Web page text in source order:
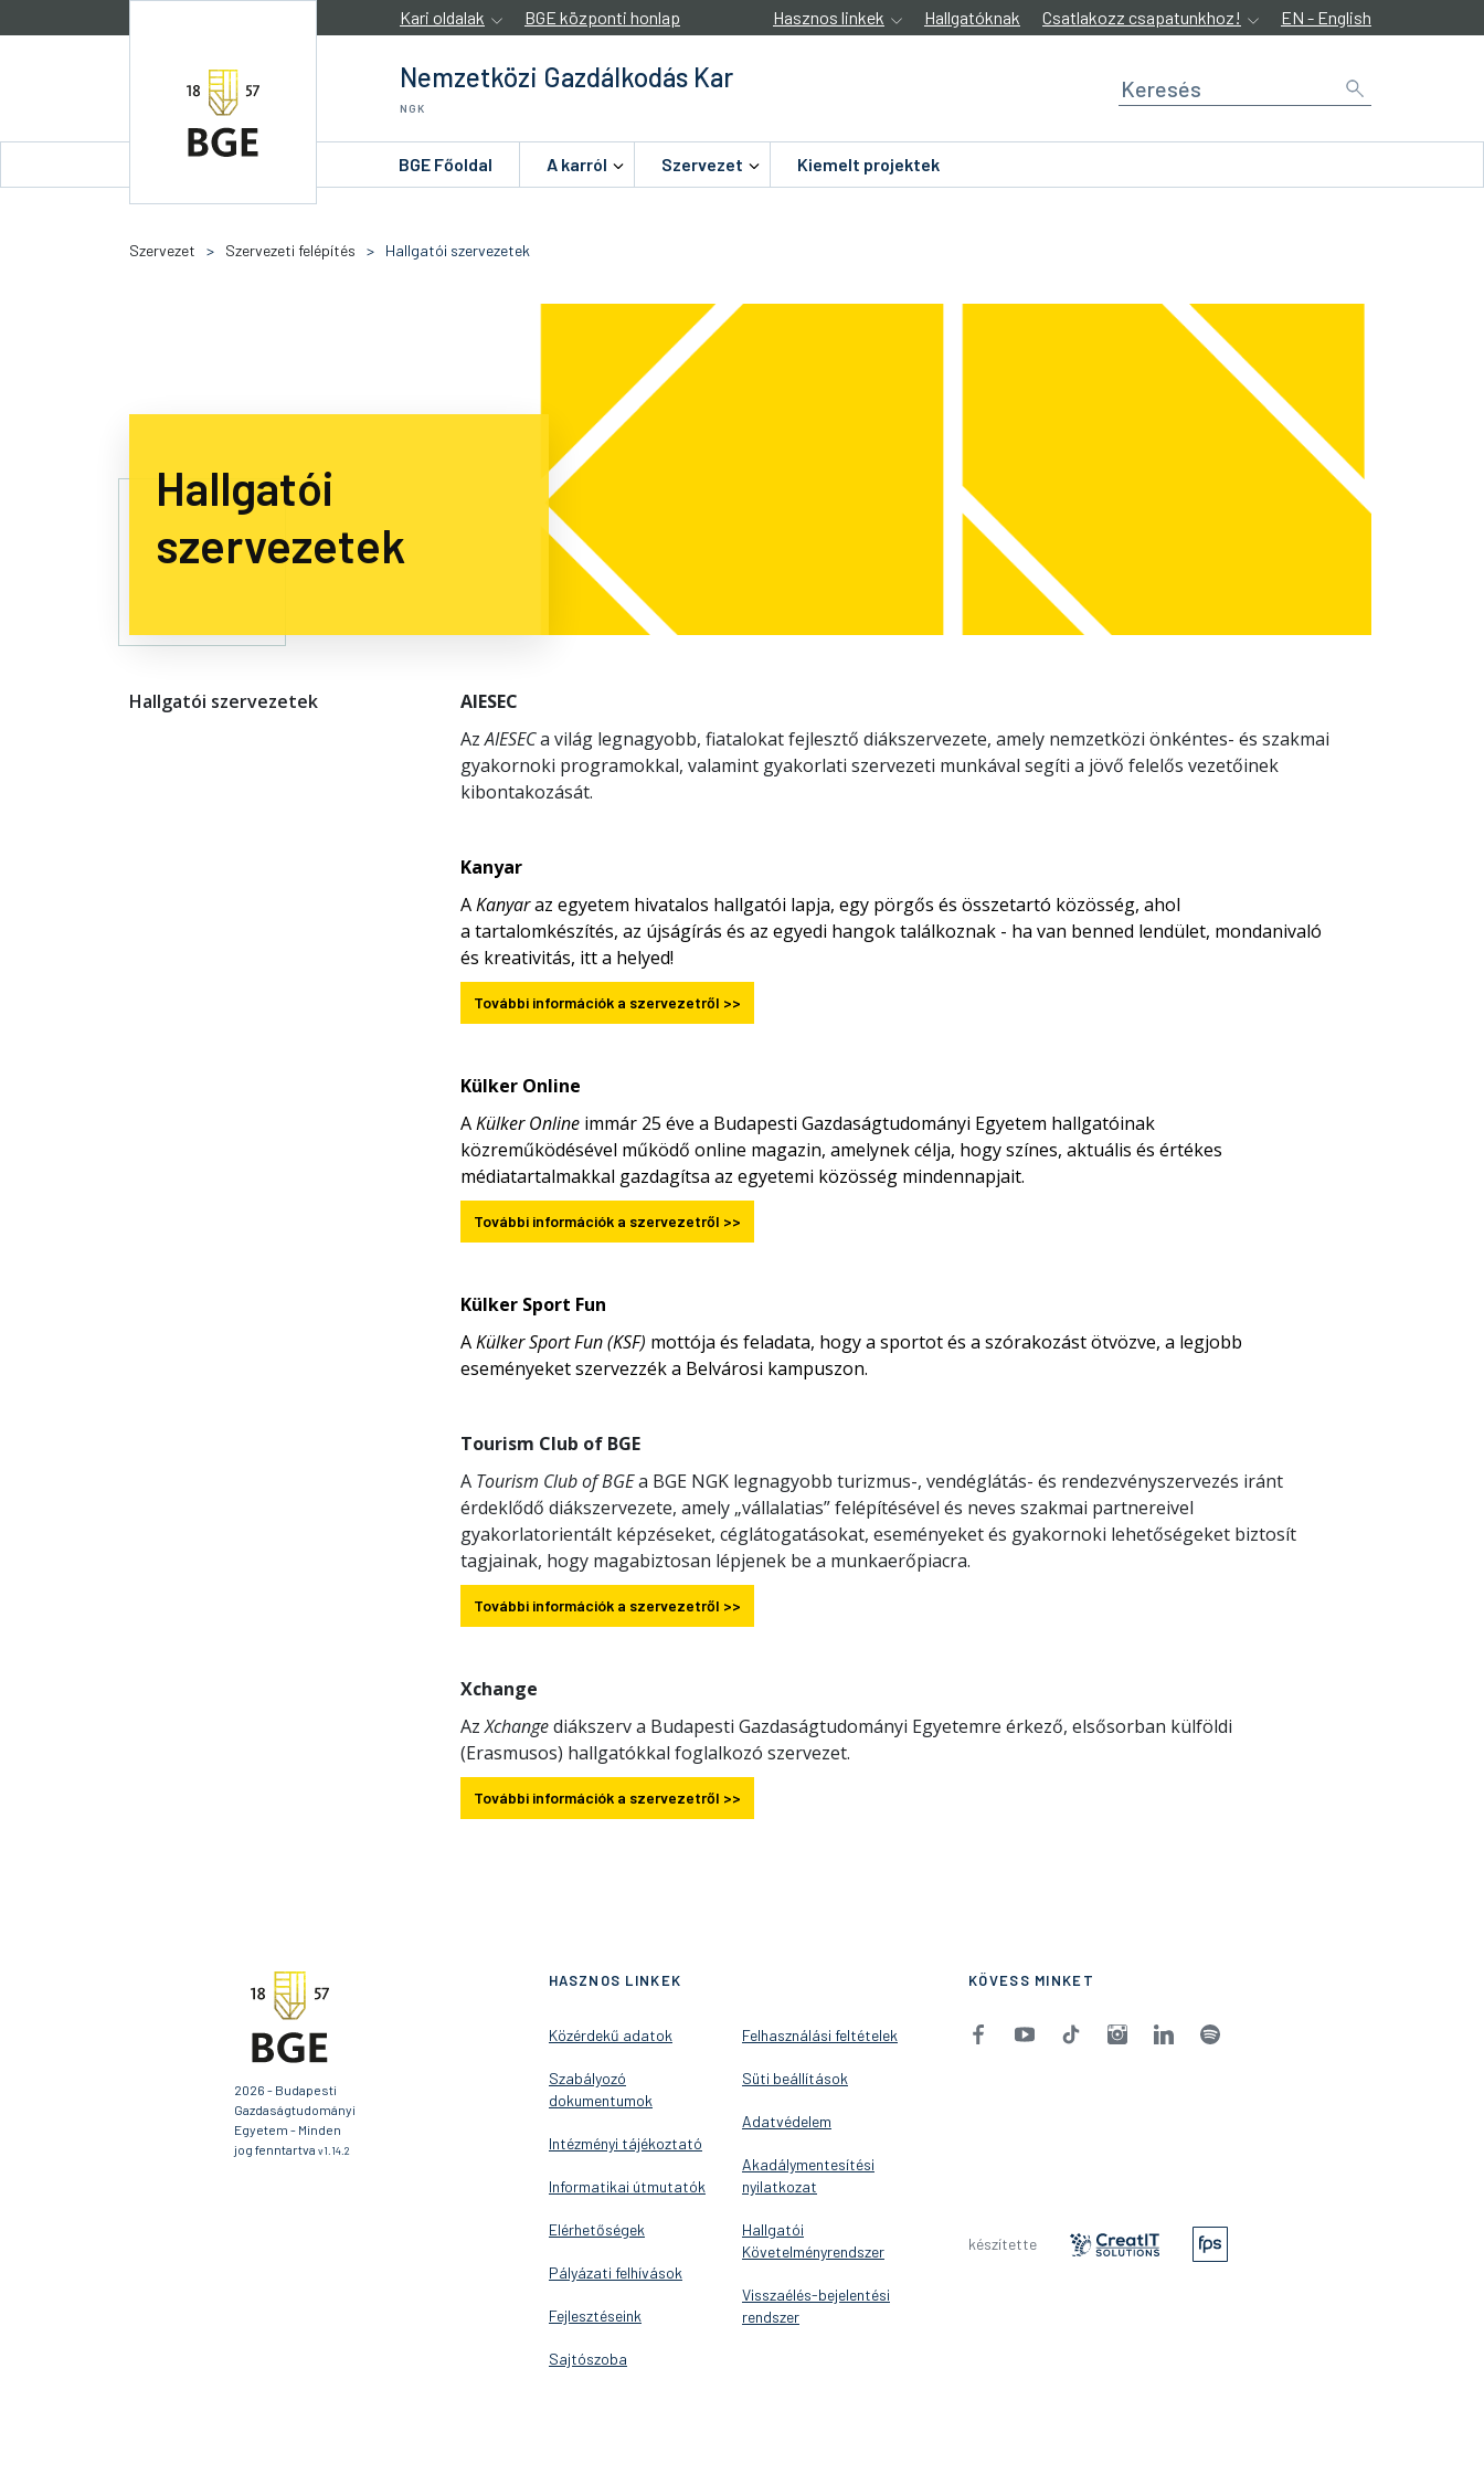
Kari oldalak BGE központi honlap Hasznos linkek Hallgatóknak Csatlakozz csapatunkhoz! EN - English
Nemzetközi Gazdálkodás Kar
NGK
BGE Főoldal A karról Szervezet Kiemelt projektek
Szervezet > Szervezeti felépítés > Hallgatói szervezetek
Hallgatói
szervezetek
Hallgatói szervezetek
AIESEC
AzAIESECa világ legnagyobb, fiatalokat fejlesztő diákszervezete, amely nemzetközi önkéntes- és szakmai
gyakornoki programokkal, valamint gyakorlati szervezeti munkával segíti a jövő felelős vezetőinek
kibontakozását.
Kanyar
AKanyaraz egyetem hivatalos hallgatói lapja, egy pörgős és összetartó közösség, ahol
a tartalomkészítés, az újságírás és az egyedi hangok találkoznak - ha van benned lendület, mondanivaló
és kreativitás, itt a helyed!
További információk a szervezetről >>
Külker Online
AKülker Online immár 25 éve a Budapesti Gazdaságtudományi Egyetem hallgatóinak
közreműködésével működő online magazin, amelynek célja, hogy színes, aktuális és értékes
médiatartalmakkal gazdagítsa az egyetemi közösség mindennapjait.
További információk a szervezetről >>
Külker Sport Fun
AKülker Sport Fun (KSF) mottója és feladata, hogy a sportot és a szórakozást ötvözve, a legjobb
eseményeket szervezzék a Belvárosi kampuszon.
Tourism Club of BGE
A Tourism Club of BGEa BGE NGK legnagyobb turizmus-, vendéglátás- és rendezvényszervezés iránt
érdeklődő diákszervezete, amely „vállalatias” felépítésével és neves szakmai partnereivel
gyakorlatorientált képzéseket, céglátogatásokat, eseményeket és gyakornoki lehetőségeket biztosít
tagjainak, hogy magabiztosan lépjenek be a munkaerőpiacra.
További információk a szervezetről >>
Xchange
AzXchangediákszerv a Budapesti Gazdaságtudományi Egyetemre érkező, elsősorban külföldi
(Erasmusos) hallgatókkal foglalkozó szervezet.
További információk a szervezetről >>
2026 - Budapesti
Gazdaságtudományi
Egyetem - Minden
jog fenntartva v1.14.2
HASZNOS LINKEK
Közérdekű adatok
Szabályozó
dokumentumok
Intézményi tájékoztató
Informatikai útmutatók
Elérhetőségek
Pályázati felhívások
Fejlesztéseink
Sajtószoba
Felhasználási feltételek
Süti beállítások
Adatvédelem
Akadálymentesítési
nyilatkozat
Hallgatói
Követelményrendszer
Visszaélés-bejelentési
rendszer
KÖVESS MINKET
készítette